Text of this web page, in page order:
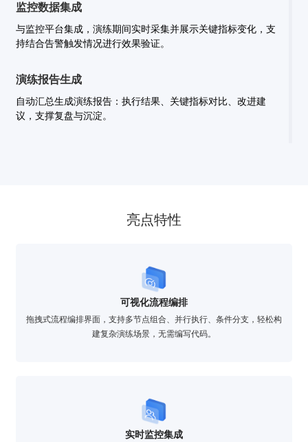
监控数据集成
与监控平台集成，演练期间实时采集并展示关键指标变化，支
持结合告警触发情况进行效果验证。
演练报告生成
自动汇总生成演练报告：执行结果、关键指标对比、改进建
议，支撑复盘与沉淀。
亮点特性
可视化流程编排
拖拽式流程编排界面，支持多节点组合、并行执行、条件分支，轻松构
建复杂演练场景，无需编写代码。
实时监控集成